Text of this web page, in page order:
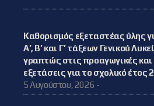
Καθορισμός εξεταστέας ύλης
Α’, Β’ και Γ’ τάξεων Γενικού
γραπτώς στις προαγωγικές και
εξετάσεις για το σχολικό έτος
5 Αυγούστου, 2026 -